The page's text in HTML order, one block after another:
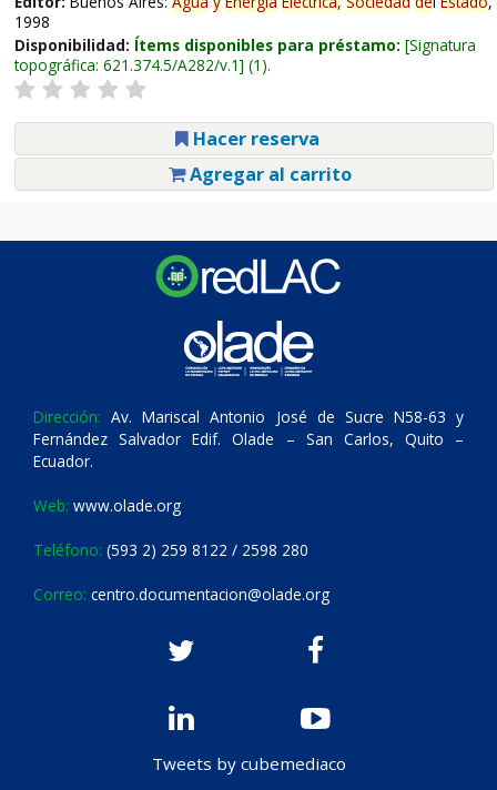
1998
Disponibilidad: Ítems disponibles para préstamo: Signatura
topográfica: 621.374.5/A282/v.1 (1).
Hacer reserva
Agregar al carrito
Dirección: Av. Mariscal Antonio José de Sucre N58-63 y
Fernández Salvador Edif. Olade – San Carlos, Quito –
Ecuador.
Web: www.olade.org
Teléfono: (593 2) 259 8122 / 2598 280
Correo: centro.documentacion@olade.org
Tweets by cubemediaco